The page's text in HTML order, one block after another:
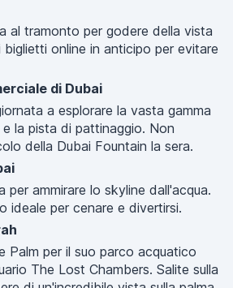
al tramonto per godere della vista
online in anticipo per evitare
di Dubai
a esplorare la vasta gamma
la pista di pattinaggio. Non
della Dubai Fountain la sera.
per ammirare lo skyline dall'acqua.
ideale per cenare e divertirsi.
Palm per il suo parco acquatico
The Lost Chambers. Salite sulla